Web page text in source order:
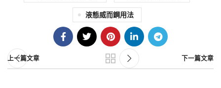
液態威而鋼用法
上一篇文章 下一篇文章